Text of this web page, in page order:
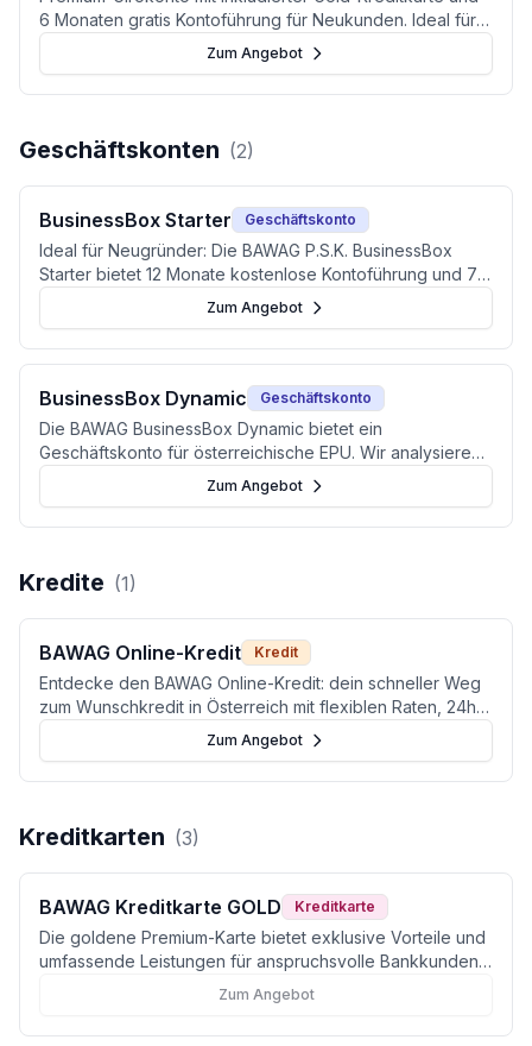
6 Monaten gratis Kontoführung für Neukunden. Ideal für
Vielreisende und Filialkunden in Österreich.
Zum Angebot
Geschäftskonten (2)
BusinessBox Starter Geschäftskonto
Ideal für Neugründer: Die BAWAG P.S.K. BusinessBox
Starter bietet 12 Monate kostenlose Kontoführung und 75
Euro Bonus, schwächelt aber bei digitalen Features.
Zum Angebot
BusinessBox Dynamic Geschäftskonto
Die BAWAG BusinessBox Dynamic bietet ein
Geschäftskonto für österreichische EPU. Wir analysieren
Spesen, Leistungen und echte Alternativen.
Zum Angebot
Kredite (1)
BAWAG Online-Kredit Kredit
Entdecke den BAWAG Online-Kredit: dein schneller Weg
zum Wunschkredit in Österreich mit flexiblen Raten, 24h-
Auszahlung und ohne Bearbeitungsgebühr.
Zum Angebot
Kreditkarten (3)
BAWAG Kreditkarte GOLD Kreditkarte
Die goldene Premium-Karte bietet exklusive Vorteile und
umfassende Leistungen für anspruchsvolle Bankkunden
Zum Angebot